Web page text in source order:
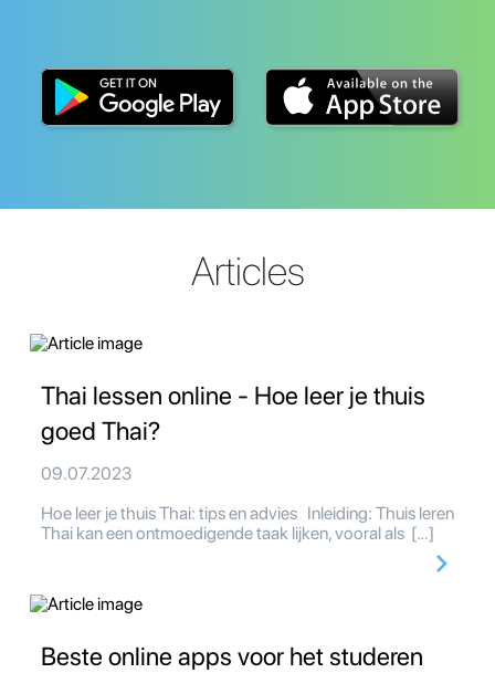
Articles
Thai lessen online - Hoe leer je thuis
goed Thai?
09.07.2023
Hoe leer je thuis Thai: tips en advies Inleiding: Thuis leren
Thai kan een ontmoedigende taak lijken, vooral als […]
Beste online apps voor het studeren